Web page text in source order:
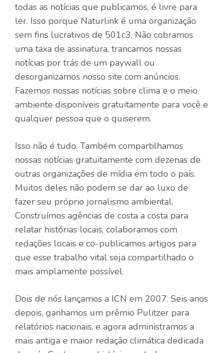
todas as notícias que publicamos, é livre para
ler. Isso porque Naturlink é uma organização
sem fins lucrativos de 501c3. Não cobramos
uma taxa de assinatura, trancamos nossas
notícias por trás de um paywall ou
desorganizamos nosso site com anúncios.
Fazemos nossas notícias sobre clima e o meio
ambiente disponíveis gratuitamente para você e
qualquer pessoa que o quiserem.
Isso não é tudo. Também compartilhamos
nossas notícias gratuitamente com dezenas de
outras organizações de mídia em todo o país.
Muitos deles não podem se dar ao luxo de
fazer seu próprio jornalismo ambiental.
Construímos agências de costa a costa para
relatar histórias locais, colaboramos com
redações locais e co-publicamos artigos para
que esse trabalho vital seja compartilhado o
mais amplamente possível.
Dois de nós lançamos a ICN em 2007. Seis anos
depois, ganhamos um prêmio Pulitzer para
relatórios nacionais, e agora administramos a
mais antiga e maior redação climática dedicada